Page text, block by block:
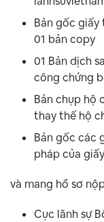
Bản gốc giấy
01 bản copy
01 Bản dịch
công chứng
Bản chụp hộ
thay thế hộ
Bản gốc các
pháp của
và mang hồ sơ
Cục lãnh sự